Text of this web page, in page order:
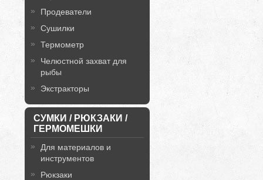
Продеватели
Сушилки
Термометр
Челюстной захват для
рыбы
Экстракторы
СУМКИ / РЮКЗАКИ /
ГЕРМОМЕШКИ
Для материалов и
инструментов
Рюкзаки